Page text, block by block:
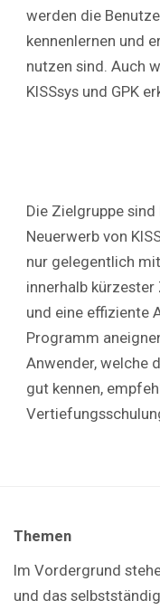
werden die
kennenlernen und
nutzen sind. Auch
KISSsys und GPK
Die Zielgruppe
Neuerwerb von
nur gelegentlich
innerhalb
und eine effiziente
Programm
Anwender, welche
gut kennen,
Themen
Im Vordergrund
und das